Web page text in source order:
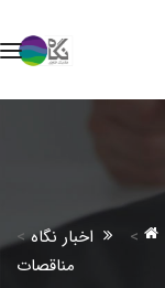
> اخبار نگاه>
مناقصات